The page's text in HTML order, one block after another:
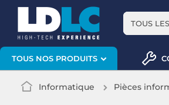
TOUS
TOUS NOS PRODUITS
Informatique Pièces